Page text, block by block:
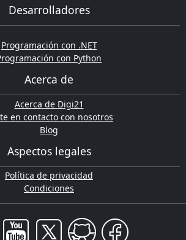
Desarrolladores
Programación con .NET
con Python
Acerca de
Acerca de Digi21
en contacto con nosotros
Blog
Aspectos legales
Política de privacidad
Condiciones